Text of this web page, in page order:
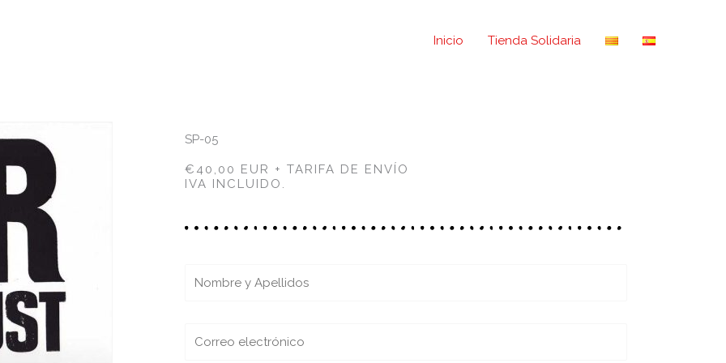
Inicio Tienda Solidaria
SP-05
€40,00 EUR + TARIFA DE ENVÍO
IVA INCLUIDO.